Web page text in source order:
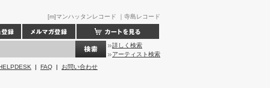
[m]マンハッタンレコード ｜寺島レコード
詳しく検索
アーティスト検索
| FAQ | お問い合わせ